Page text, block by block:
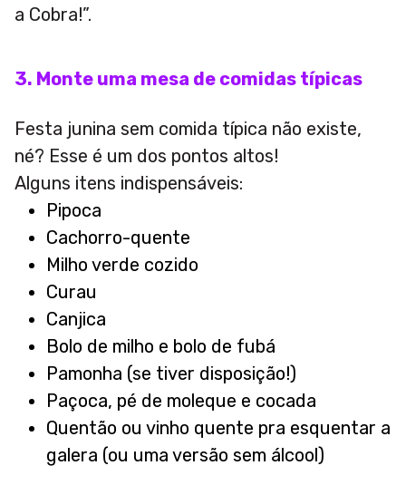
a Cobra!”.
3. Monte uma mesa de comidas típicas
Festa junina sem comida típica não existe,
né? Esse é um dos pontos altos!
Alguns itens indispensáveis:
Pipoca
Cachorro-quente
Milho verde cozido
Curau
Canjica
Bolo de milho e bolo de fubá
Pamonha (se tiver disposição!)
Paçoca, pé de moleque e cocada
Quentão ou vinho quente pra esquentar a
galera (ou uma versão sem álcool)